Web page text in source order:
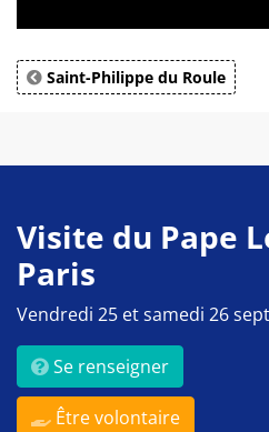
Saint-Philippe du Roule
Visite du Pape
Paris
Vendredi 25 et samedi 26
Se renseigner
Être volontaire